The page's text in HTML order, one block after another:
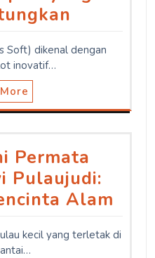
Soft) dikenal dengan
inovatif…
Permata
Pulaujudi:
Alam
kecil yang terletak di